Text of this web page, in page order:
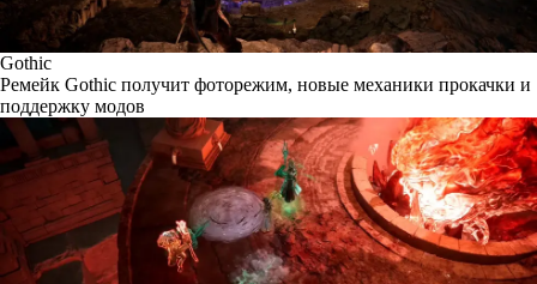
Gothic
Ремейк Gothic получит фоторежим, новые механики прокачки и
поддержку модов